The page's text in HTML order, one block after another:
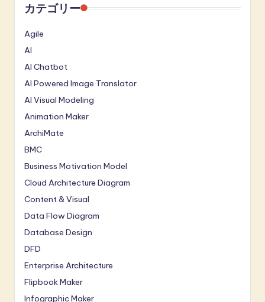
カテゴリー
Agile
AI
AI Chatbot
AI Powered Image Translator
AI Visual Modeling
Animation Maker
ArchiMate
BMC
Business Motivation Model
Cloud Architecture Diagram
Content & Visual
Data Flow Diagram
Database Design
DFD
Enterprise Architecture
Flipbook Maker
Infographic Maker